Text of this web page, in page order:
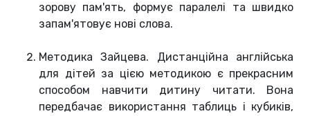
зорову пам'ять, формує паралелі та швидко
запам'ятовує нові слова.
Методика Зайцева. Дистанційна англійська
для дітей за цією методикою є прекрасним
способом навчити дитину читати. Вона
передбачає використання таблиць і кубиків,